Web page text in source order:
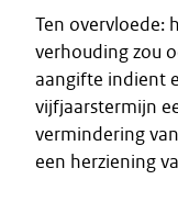
Ten overvloede:
verhouding zou
aangifte indient
vijfjaarstermijn
vermindering
een herziening